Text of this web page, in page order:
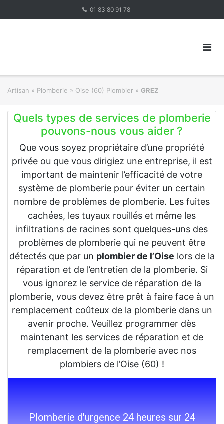
01 83 80 91 78
Artisan » Plomberie » Oise (60) Plombier » GREZ
Quels types de services de plomberie
pouvons-nous vous aider ?
Que vous soyez propriétaire d’une propriété
privée ou que vous dirigiez une entreprise, il est
important de maintenir l’efficacité de votre
système de plomberie pour éviter un certain
nombre de problèmes de plomberie. Les fuites
cachées, les tuyaux rouillés et même les
infiltrations de racines sont quelques-uns des
problèmes de plomberie qui ne peuvent être
détectés que par un plombier de l’Oise lors de la
réparation et de l’entretien de la plomberie. Si
vous ignorez le service de réparation de la
plomberie, vous devez être prêt à faire face à un
remplacement coûteux de la plomberie dans un
avenir proche. Veuillez programmer dès
maintenant les services de réparation et de
remplacement de la plomberie avec nos
plombiers de l’Oise (60) !
Plomberie d'urgence 24 heures sur 24